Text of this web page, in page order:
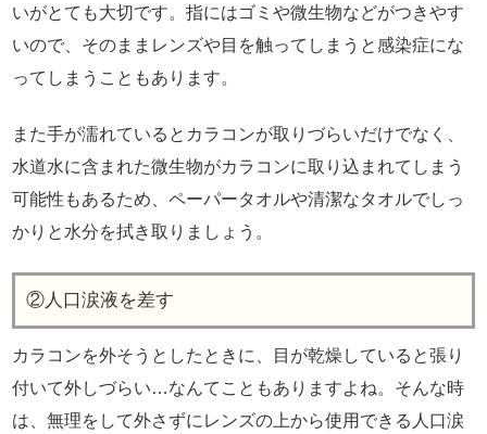
いがとても大切です。指にはゴミや微生物などがつきやす
いので、そのままレンズや目を触ってしまうと感染症にな
ってしまうこともあります。
また手が濡れているとカラコンが取りづらいだけでなく、
水道水に含まれた微生物がカラコンに取り込まれてしまう
可能性もあるため、ペーパータオルや清潔なタオルでしっ
かりと水分を拭き取りましょう。
②人口涙液を差す
カラコンを外そうとしたときに、目が乾燥していると張り
付いて外しづらい…なんてこともありますよね。そんな時
は、無理をして外さずにレンズの上から使用できる人口涙